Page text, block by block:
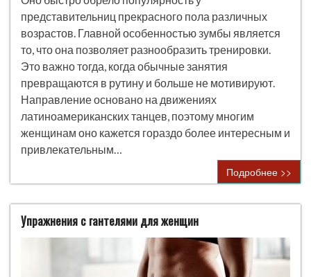
представительниц прекрасного пола различных
возрастов. Главной особенностью зумбы является
то, что она позволяет разнообразить тренировки.
Это важно тогда, когда обычные занятия
превращаются в рутину и больше не мотивируют.
Направление основано на движениях
латиноамериканских танцев, поэтому многим
женщинам оно кажется гораздо более интересным и
привлекательным…
Подробнее >>
Упражнения с гантелями для женщин